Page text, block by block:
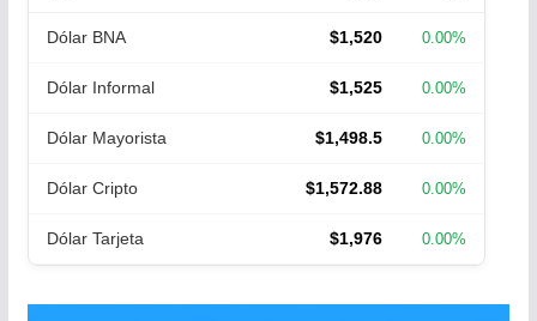
Dólar BNA $1,520 0.00%
Dólar Informal $1,525 0.00%
Dólar Mayorista $1,498.5 0.00%
Dólar Cripto $1,572.88 0.00%
Dólar Tarjeta $1,976 0.00%